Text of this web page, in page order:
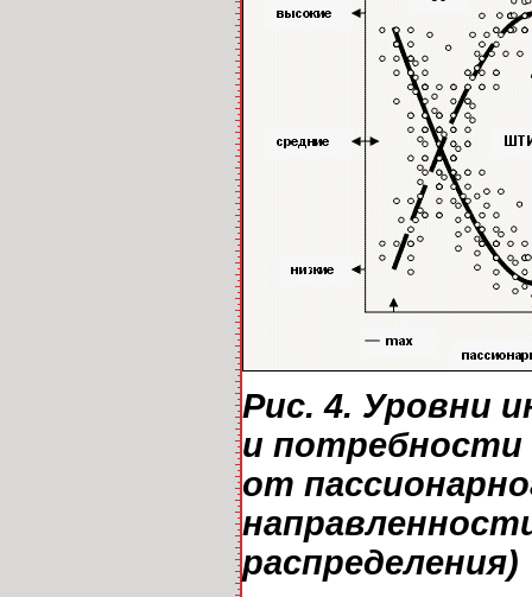
Рис. 4. Уровни
и потребности
от
распределения)